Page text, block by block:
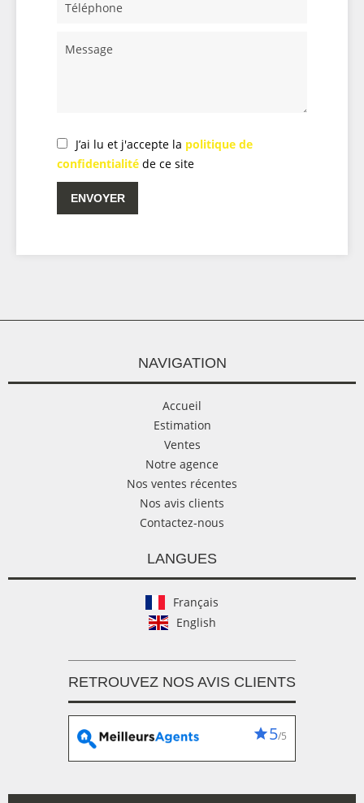
J’ai lu et j'accepte la politique de
confidentialité de ce site
ENVOYER
NAVIGATION
Accueil
Estimation
Ventes
Notre agence
Nos ventes récentes
Nos avis clients
Contactez-nous
LANGUES
Français
English
RETROUVEZ NOS AVIS CLIENTS
5/5